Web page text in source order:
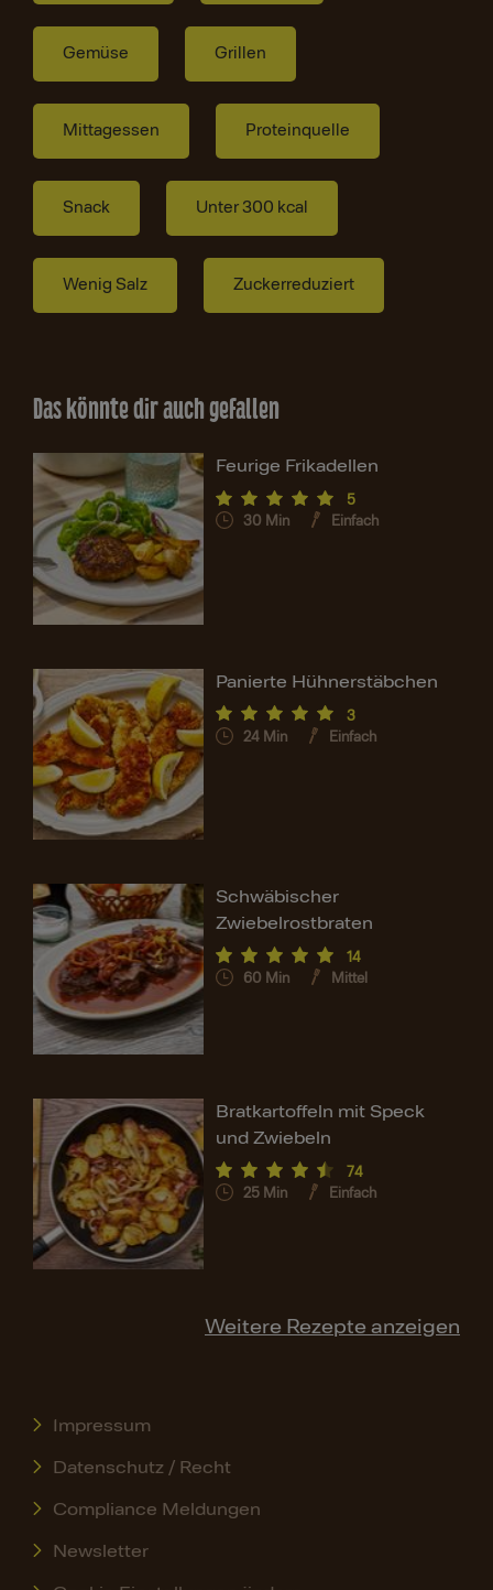
Gemüse Grillen
Mittagessen Proteinquelle
Snack Unter 300 kcal
Wenig Salz Zuckerreduziert
Das könnte dir auch gefallen
Feurige Frikadellen
5
30 Min Einfach
Panierte Hühnerstäbchen
3
24 Min Einfach
Schwäbischer
Zwiebelrostbraten
14
60 Min Mittel
Bratkartoffeln mit Speck
und Zwiebeln
74
25 Min Einfach
Weitere Rezepte anzeigen
Impressum
Datenschutz / Recht
Compliance Meldungen
Newsletter